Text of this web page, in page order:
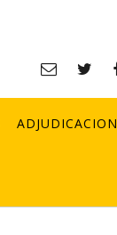
ADJUDICACION